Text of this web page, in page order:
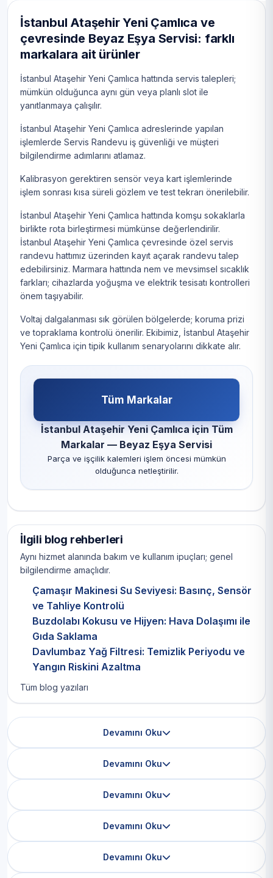
İstanbul Ataşehir Yeni Çamlıca ve
çevresinde Beyaz Eşya Servisi: farklı
markalara ait ürünler
İstanbul Ataşehir Yeni Çamlıca hattında servis talepleri;
mümkün olduğunca aynı gün veya planlı slot ile
yanıtlanmaya çalışılır.
İstanbul Ataşehir Yeni Çamlıca adreslerinde yapılan
işlemlerde Servis Randevu iş güvenliği ve müşteri
bilgilendirme adımlarını atlamaz.
Kalibrasyon gerektiren sensör veya kart işlemlerinde
işlem sonrası kısa süreli gözlem ve test tekrarı önerilebilir.
İstanbul Ataşehir Yeni Çamlıca hattında komşu sokaklarla
birlikte rota birleştirmesi mümkünse değerlendirilir.
İstanbul Ataşehir Yeni Çamlıca çevresinde özel servis
randevu hattımız üzerinden kayıt açarak randevu talep
edebilirsiniz. Marmara hattında nem ve mevsimsel sıcaklık
farkları; cihazlarda yoğuşma ve elektrik tesisatı kontrolleri
önem taşıyabilir.
Voltaj dalgalanması sık görülen bölgelerde; koruma prizi
ve topraklama kontrolü önerilir. Ekibimiz, İstanbul Ataşehir
Yeni Çamlıca için tipik kullanım senaryolarını dikkate alır.
Tüm Markalar
İstanbul Ataşehir Yeni Çamlıca için Tüm
Markalar — Beyaz Eşya Servisi
Parça ve işçilik kalemleri işlem öncesi mümkün
olduğunca netleştirilir.
İlgili blog rehberleri
Aynı hizmet alanında bakım ve kullanım ipuçları; genel
bilgilendirme amaçlıdır.
Çamaşır Makinesi Su Seviyesi: Basınç, Sensör
ve Tahliye Kontrolü
Buzdolabı Kokusu ve Hijyen: Hava Dolaşımı ile
Gıda Saklama
Davlumbaz Yağ Filtresi: Temizlik Periyodu ve
Yangın Riskini Azaltma
Tüm blog yazıları
Devamını Oku
Devamını Oku
Devamını Oku
Devamını Oku
Devamını Oku